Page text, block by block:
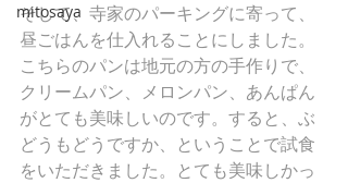
mitosaya
そして、寺家のパーキングに寄って、
昼ごはんを仕入れることにしました。
こちらのパンは地元の方の手作りで、
クリームパン、メロンパン、あんぱん
がとても美味しいのです。すると、ぶ
どうもどうですか、ということで試食
をいただきました。とても美味しかっ